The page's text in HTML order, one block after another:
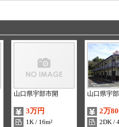
山口県宇部市開
3万円
1K / 16m²
山口県宇
2万
2DK /